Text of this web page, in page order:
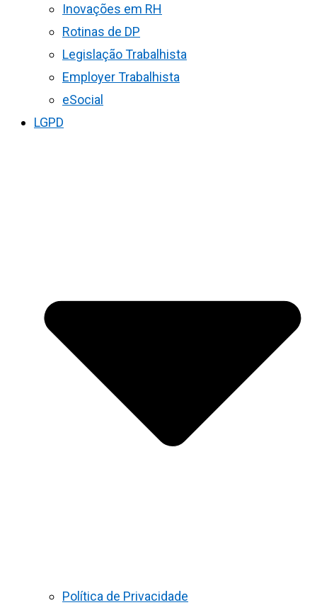
Inovações em RH
Rotinas de DP
Legislação Trabalhista
Employer Trabalhista
eSocial
LGPD
Política de Privacidade